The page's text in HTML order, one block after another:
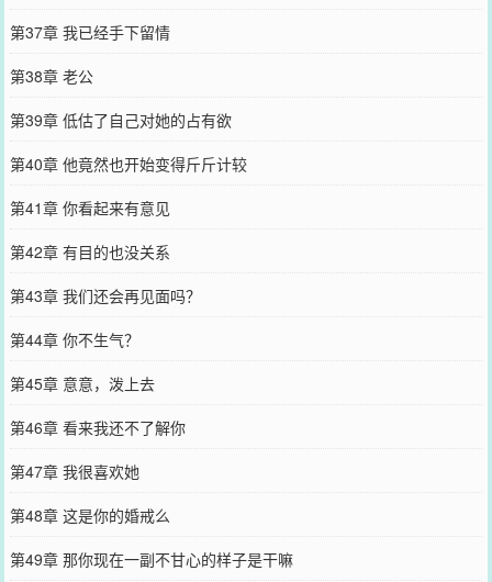
第37章 我已经手下留情
第38章 老公
第39章 低估了自己对她的占有欲
第40章 他竟然也开始变得斤斤计较
第41章 你看起来有意见
第42章 有目的也没关系
第43章 我们还会再见面吗？
第44章 你不生气？
第45章 意意，泼上去
第46章 看来我还不了解你
第47章 我很喜欢她
第48章 这是你的婚戒么
第49章 那你现在一副不甘心的样子是干嘛